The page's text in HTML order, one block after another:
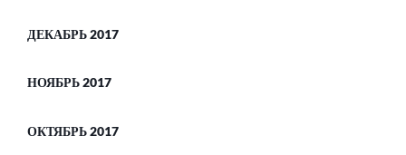
ДЕКАБРЬ 2017
НОЯБРЬ 2017
ОКТЯБРЬ 2017